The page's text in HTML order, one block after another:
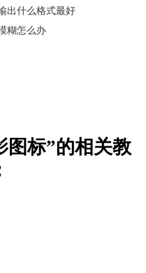
无论是编辑还是转码，都更加
VideoStudio Pro X3 (v13)、
双倍的速度简化了整个工作流
度、360度视频支持等一系列实
出什么格式最好
糊怎么办
图标”的相关教